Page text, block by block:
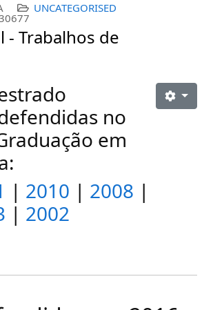
UNCATEGORISED
Trabalhos de
no
em
| 2010 | 2008 |
| 2002